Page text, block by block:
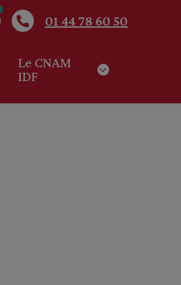
01 44 78 60 50
Le CNAM
IDF